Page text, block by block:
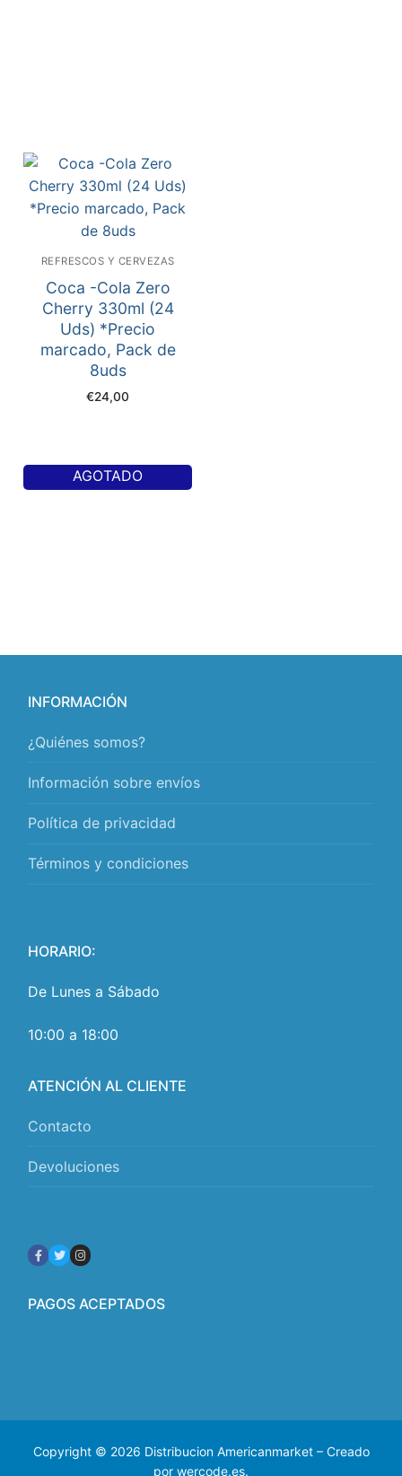
REFRESCOS Y CERVEZAS
Coca -Cola Zero
Cherry 330ml (24
Uds) *Precio
marcado, Pack de
8uds
€24,00
AGOTADO
INFORMACIÓN
¿Quiénes somos?
Información sobre envíos
Política de privacidad
Términos y condiciones
HORARIO:
De Lunes a Sábado
10:00 a 18:00
ATENCIÓN AL CLIENTE
Contacto
Devoluciones
PAGOS ACEPTADOS
Copyright © 2026 Distribucion Americanmarket – Creado
por wercode.es.